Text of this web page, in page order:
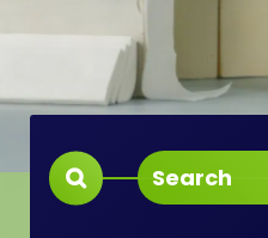
Search